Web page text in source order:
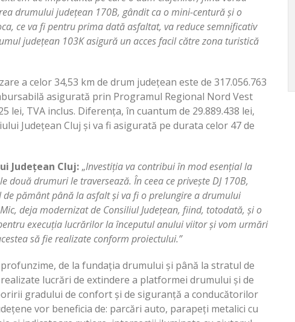
drumului județean 170B, gândit ca o mini-centură și o
ce va fi pentru prima dată asfaltat, va reduce semnificativ
județean 103K asigură un acces facil către zona turistică
a celor 34,53 km de drum județean este de 317.056.763
asigurată prin Programul Regional Nord Vest
lei, TVA inclus. Diferența, în cuantum de 29.889.438 lei,
Județean Cluj și va fi asigurată pe durata celor 47 de
Județean Cluj: „Investiția va contribui în mod esențial la
două drumuri le traversează. În ceea ce privește DJ 170B,
de pământ până la asfalt și va fi o prelungire a drumului
deja modernizat de Consiliul Județean, fiind, totodată, și o
execuția lucrărilor la începutul anului viitor și vom urmări
să fie realizate conform proiectului.”
de la fundația drumului și până la stratul de
lucrări de extindere a platformei drumului și de
gradului de confort și de siguranță a conducătorilor
vor beneficia de: parcări auto, parapeți metalici cu